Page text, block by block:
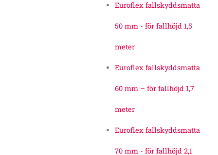
Euroflex fallskyddsmatta
50 mm - för fallhöjd 1,5
meter
Euroflex fallskyddsmatta
60 mm – för fallhöjd 1,7
meter
Euroflex fallskyddsmatta
70 mm - för fallhöjd 2,1